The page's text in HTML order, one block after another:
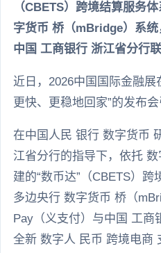
（CBETS）跨境结算服务
字货币 桥（mBridge）系
中国 工商银行 浙江省分行
近日，2026中国国际金融展
更快、更稳地回家”的发布会
在中国人民 银行 数字货币
江省分行的指导下，依托
建的“数币达”（CBETS）
多边央行 数字货币 桥（
Pay（义支付）与中国 工商
全新 数字人 民币 跨境电商